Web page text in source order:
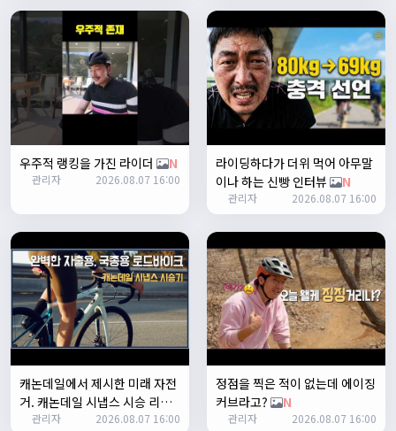
쏭박17:24:22
쏭박17:24:35
Leepi02:57:35
1
알루미 06:16:14
뇽
사이트 가입자수가 100명이 넘었습니다 :)
관리자 09:12:12
우주적 랭킹을 가진 라이더 N
관리자 2026.08.07 16:00
라이딩하다가 더위 먹어 아무말
이나 하는 신빵 인터뷰
N
관리자 2026.08.07 16:00
캐논데일에서 제시한 미래 자전
거. 캐논데일 시냅스 시승 리뷰
N
관리자 2026.08.07 16:00
정점을 찍은 적이 없는데 에이징
커브라고?
N
관리자 2026.08.07 16:00